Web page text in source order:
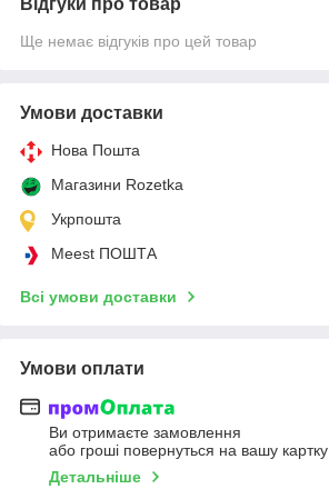
Ще немає відгуків про цей товар
Умови доставки
Нова Пошта
Магазини Rozetka
Укрпошта
Meest ПОШТА
Всі умови доставки
Умови оплати
Ви отримаєте замовлення
або гроші повернуться на вашу картку
Детальніше